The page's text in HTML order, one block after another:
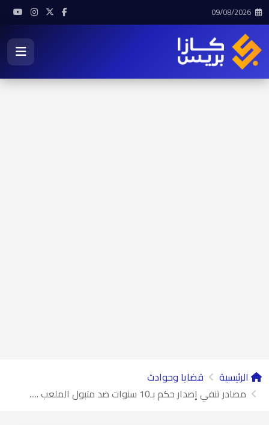
الرئيسية
قضايا وحوادث
مصادر تنفي إصدار حكم بـ10 سنوات ضد متبول الملعب .....